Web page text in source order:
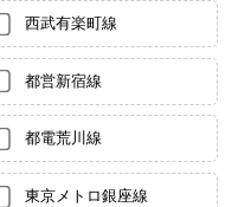
西武有楽町線
都営新宿線
都電荒川線
東京メトロ銀座線